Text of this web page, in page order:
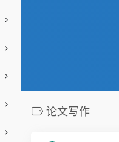
论文写作